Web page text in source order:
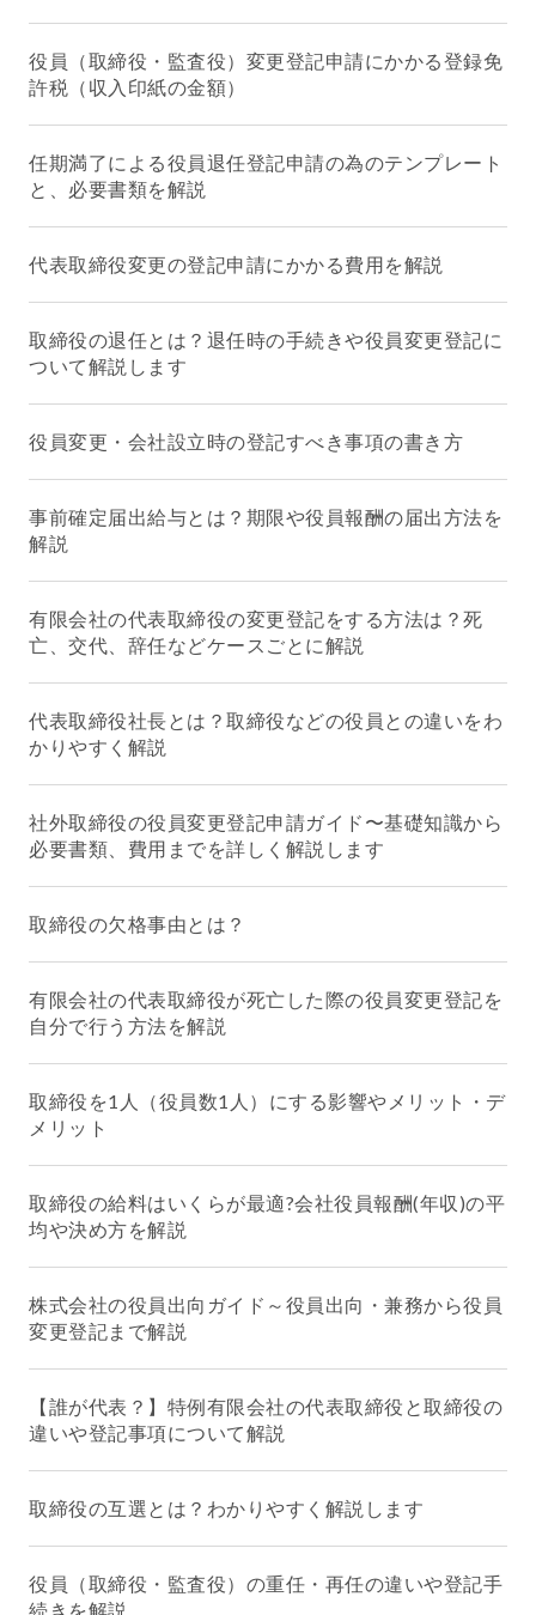
役員（取締役・監査役）変更登記申請にかかる登録免
許税（収入印紙の金額）
任期満了による役員退任登記申請の為のテンプレート
と、必要書類を解説
代表取締役変更の登記申請にかかる費用を解説
取締役の退任とは？退任時の手続きや役員変更登記に
ついて解説します
役員変更・会社設立時の登記すべき事項の書き方
事前確定届出給与とは？期限や役員報酬の届出方法を
解説
有限会社の代表取締役の変更登記をする方法は？死
亡、交代、辞任などケースごとに解説
代表取締役社長とは？取締役などの役員との違いをわ
かりやすく解説
社外取締役の役員変更登記申請ガイド〜基礎知識から
必要書類、費用までを詳しく解説します
取締役の欠格事由とは？
有限会社の代表取締役が死亡した際の役員変更登記を
自分で行う方法を解説
取締役を1人（役員数1人）にする影響やメリット・デ
メリット
取締役の給料はいくらが最適?会社役員報酬(年収)の平
均や決め方を解説
株式会社の役員出向ガイド～役員出向・兼務から役員
変更登記まで解説
【誰が代表？】特例有限会社の代表取締役と取締役の
違いや登記事項について解説
取締役の互選とは？わかりやすく解説します
役員（取締役・監査役）の重任・再任の違いや登記手
続きを解説